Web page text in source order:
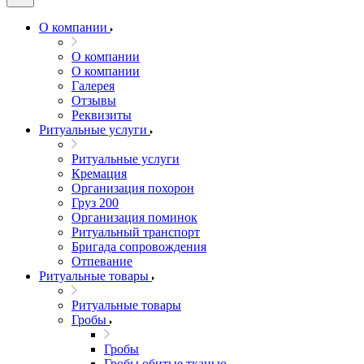
О компании
О компании
О компании
Галерея
Отзывы
Реквизиты
Ритуальные услуги
Ритуальные услуги
Кремация
Организация похорон
Груз 200
Организация поминок
Ритуальный транспорт
Бригада сопровождения
Отпевание
Ритуальные товары
Ритуальные товары
Гробы
Гробы